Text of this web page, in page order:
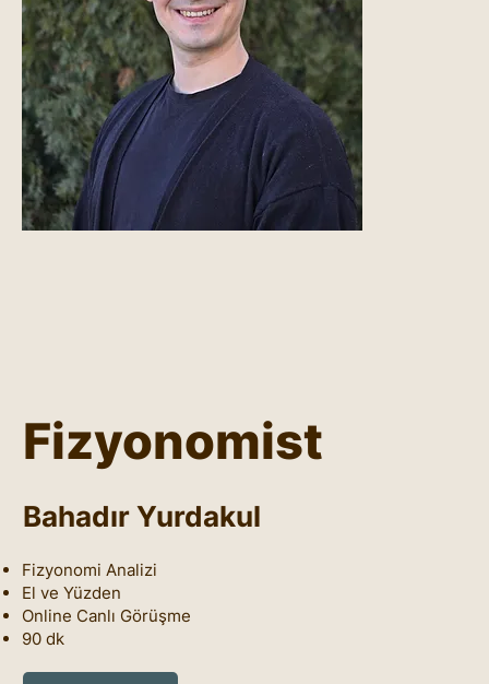
Fizyonomist
Bahadır Yurdakul
Fizyonomi Analizi
El ve Yüzden
Online Canlı Görüşme
90 dk